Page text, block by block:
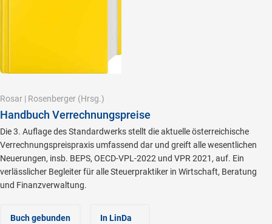
Rosar | Rosenberger (Hrsg.)
Handbuch Verrechnungspreise
Die 3. Auflage des Standardwerks stellt die aktuelle österreichische
Verrechnungspreispraxis umfassend dar und greift alle wesentlichen
Neuerungen, insb. BEPS, OECD-VPL-2022 und VPR 2021, auf. Ein
verlässlicher Begleiter für alle Steuerpraktiker in Wirtschaft, Beratung
und Finanzverwaltung.
Buch gebunden
In LinDa